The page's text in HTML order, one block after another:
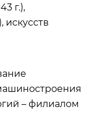
г.),
искусств
– филиалом